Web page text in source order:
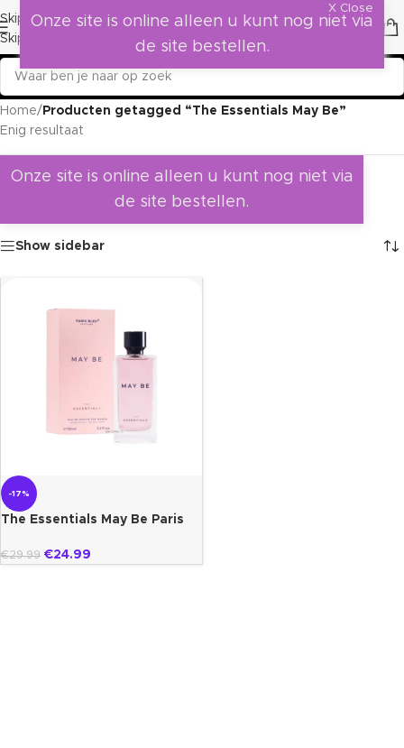
Skip to navigation
Skip to main content
Home/ Producten getagged “The Essentials May Be”
Enig resultaat
Onze site is online alleen u kunt nog niet via
de site bestellen.
Show sidebar
-17%
The Essentials May Be Paris
€29.99 €24.99
X Close
Onze site is online alleen u kunt nog niet via
de site bestellen.